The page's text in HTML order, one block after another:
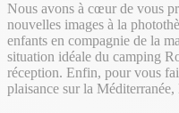
Nous avons à cœur de vous
nouvelles images à la
enfants en compagnie de la
situation idéale du camping
réception. Enfin, pour vous
plaisance sur la